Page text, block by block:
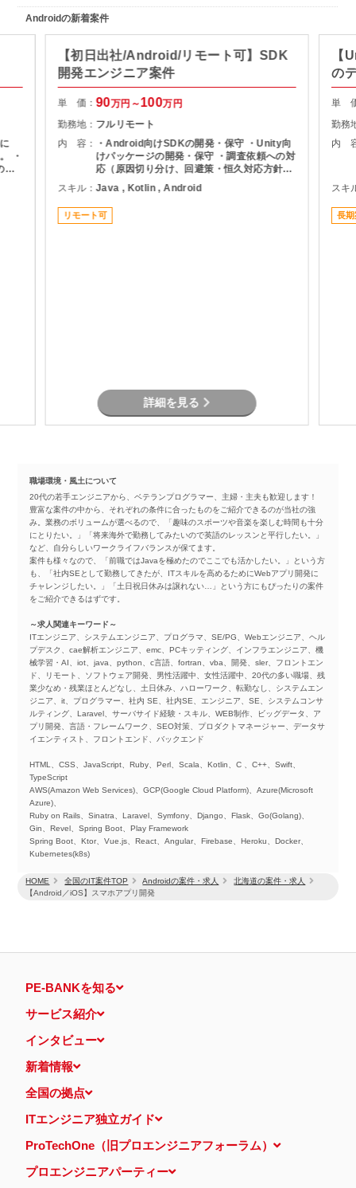
HOME 全国のIT案件TOP Androidの案件・求人
北海道の案件・求人
【Android／iOS】スマホアプリ開発
Androidの新着案件
・
設
【初日出社/Android/リモート可】SDK
開発エンジニア案件
単 価：90万円～100万円
勤務地： フルリモート
内 容：
・Android向けSDKの開発・保守 ・Unity向
けパッケージの開発・保守 ・調査依頼への対
応（原因切り分け、回避策・恒久対応方針の
説明）
スキル：Java , Kotlin , Android
リモート可
詳細を見る
【
の
単
勤務
内
スキ
長期
職場環境・風土について
20代の若手エンジニアから、ベテランプログラマー、主婦・主夫も歓迎します！
豊富な案件の中から、それぞれの条件に合ったものをご紹介できるのが当社の強
み。業務のボリュームが選べるので、「趣味のスポーツや音楽を楽しむ時間も十分
にとりたい。」「将来海外で勤務してみたいので英語のレッスンと平行したい。」
など、自分らしいワークライフバランスが保てます。
案件も様々なので、「前職ではJavaを極めたのでここでも活かしたい。」という方
も、「社内SEとして勤務してきたが、ITスキルを高めるためにWebアプリ開発に
チャレンジしたい。」「土日祝日休みは譲れない…」という方にもぴったりの案件
をご紹介できるはずです。
～求人関連キーワード～
ITエンジニア、システムエンジニア、プログラマ、SE/PG、Webエンジニア、ヘル
プデスク、cae解析エンジニア、emc、PCキッティング、インフラエンジニア、機
械学習・AI、iot、java、python、c言語、fortran、vba、開発、sler、フロントエン
ド、リモート、ソフトウェア開発、男性活躍中、女性活躍中、20代の多い職場、残
業少なめ・残業ほとんどなし、土日休み、ハローワーク、転勤なし、システムエン
ジニア、it、プログラマー、社内 SE、社内SE、エンジニア、SE、システムコンサ
ルティング、Laravel、サーバサイド経験・スキル、WEB制作、ビッグデータ、ア
プリ開発、言語・フレームワーク、SEO対策、プロダクトマネージャー、データサ
イエンティスト、フロントエンド、バックエンド
HTML、CSS、JavaScript、Ruby、Perl、Scala、Kotlin、C 、C++、Swift、
TypeScript
AWS(Amazon Web Services)、GCP(Google Cloud Platform)、Azure(Microsoft
Azure)、
Ruby on Rails、Sinatra、Laravel、Symfony、Django、Flask、Go(Golang)、
Gin、Revel、Spring Boot、Play Framework
Spring Boot、Ktor、Vue.js、React、Angular、Firebase、Heroku、Docker、
Kubernetes(k8s)
PE-BANKを知る
サービス紹介
インタビュー
新着情報
全国の拠点
ITエンジニア独立ガイド
ProTechOne（旧プロエンジニアフォーラム）
プロエンジニアパーティー